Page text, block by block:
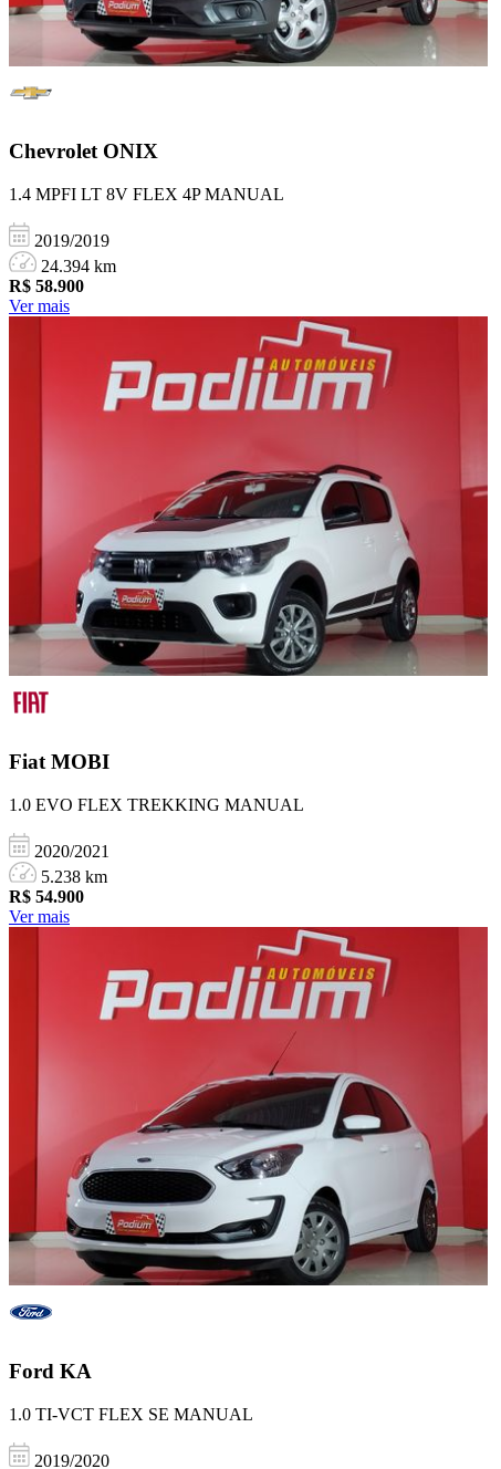
Chevrolet ONIX
1.4 MPFI LT 8V FLEX 4P MANUAL
2019/2019
24.394 km
R$ 58.900
Ver mais
Fiat MOBI
1.0 EVO FLEX TREKKING MANUAL
2020/2021
5.238 km
R$ 54.900
Ver mais
Ford KA
1.0 TI-VCT FLEX SE MANUAL
2019/2020